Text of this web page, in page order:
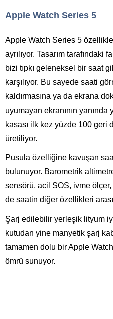
Apple Watch Series 5
Apple Watch Series 5
ayrılıyor. Tasarım tarafındaki
bizi tıpkı geleneksel bir saat
karşılıyor. Bu sayede saati
kaldırmasına ya da ekrana
uyumayan ekranının
kasası ilk kez yüzde 100 geri
üretiliyor.
Pusula özelliğine kavuşan
bulunuyor. Barometrik
sensörü, acil SOS, ivme ölçer,
de saatin diğer özellikleri
Şarj edilebilir yerleşik lityum
kutudan yine manyetik şarj
tamamen dolu bir Apple
ömrü sunuyor.